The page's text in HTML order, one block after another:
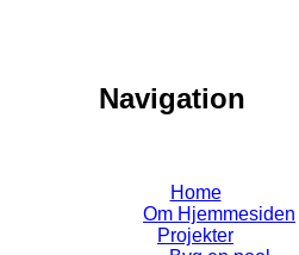
Navigation
Home
Om Hjemmesiden
Projekter